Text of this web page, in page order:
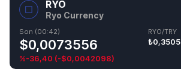
RYO
Ryo Currency
Son (00:42)
$0,0073556
%-36,40 (-$0,0042098)
RYO/TRY